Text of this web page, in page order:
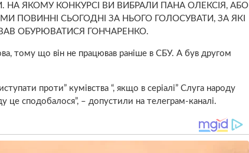
НА ЯКОМУ КОНКУРСІ ВИ ВИБРАЛИ ПАНА ОЛЕКСІЯ, АБО
ПОВИННІ СЬОГОДНІ ЗА НЬОГО ГОЛОСУВАТИ, ЗА ЯКІ
ОБУРЮВАТИСЯ ГОНЧАРЕНКО.
тому що він не працював раніше в СБУ. А був другом
проти” кумівства “, якщо в серіалі” Слуга народу
це сподобалося”, – допустили на телеграм-каналі.